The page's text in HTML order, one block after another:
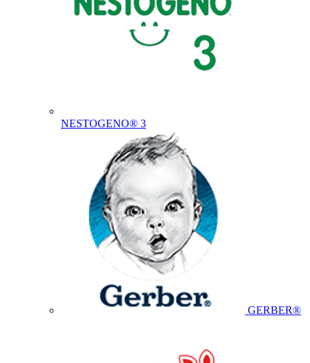
NESTOGENO® 3
GERBER®